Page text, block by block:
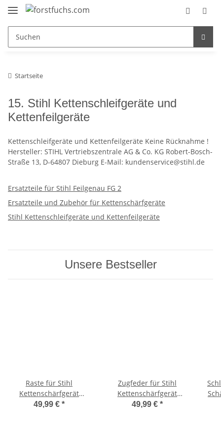
Startseite
15. Stihl Kettenschleifgeräte und
Kettenfeilgeräte
Kettenschleifgeräte und Kettenfeilgeräte Keine Rücknahme !
Hersteller: STIHL Vertriebszentrale AG & Co. KG Robert-Bosch-
Straße 13, D-64807 Dieburg E-Mail: kundenservice@stihl.de
Ersatzteile für Stihl Feilgenau FG 2
Ersatzteile und Zubehör für Kettenschärfgeräte
Stihl Kettenschleifgeräte und Kettenfeilgeräte
Unsere Bestseller
Raste für Stihl
Kettenschärfgerät
USG/HOS
49,99 € *
Zugfeder für Stihl
Kettenschärfgerät
USG/HOS
49,99 € *